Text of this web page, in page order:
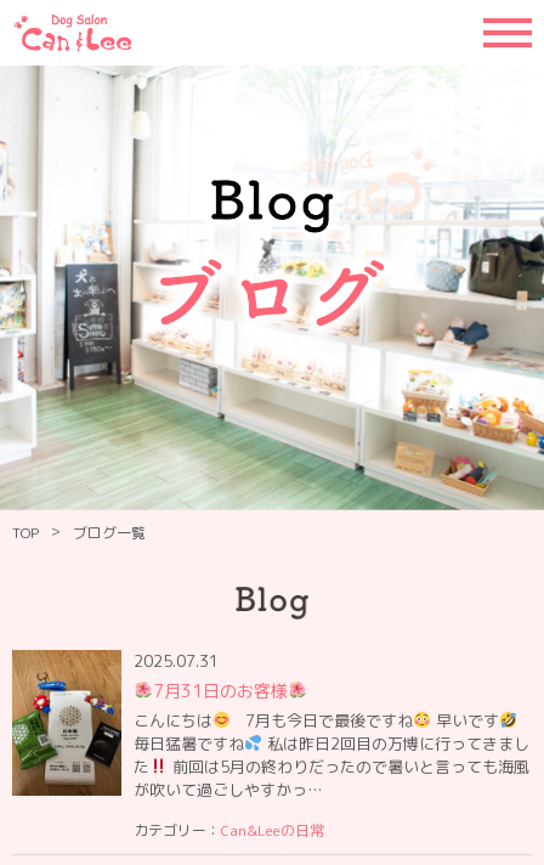
TOP > ブログ一覧
2025.07.31
7月31日のお客様
こんにちは 7月も今日で最後ですね
早いです
毎日猛暑ですね
私は昨日2回目の万博に行ってきまし
た
前回は5月の終わりだったので暑いと言っても海風
が吹いて過ごしやすかっ…
カテゴリー： Can&Leeの日常